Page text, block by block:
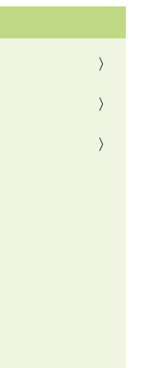
NOUVELLE FENÊTRE